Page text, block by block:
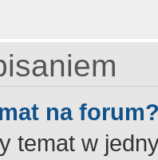
na
temat w